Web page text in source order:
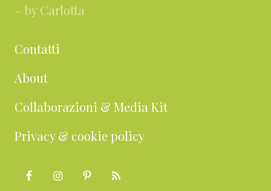
– by Carlotta
Contatti
About
Collaborazioni & Media Kit
Privacy & cookie policy